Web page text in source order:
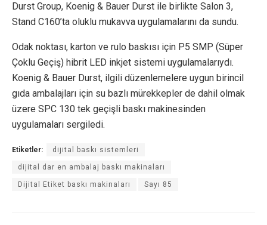
Durst Group, Koenig & Bauer Durst ile birlikte Salon 3,
Stand C160’ta oluklu mukavva uygulamalarını da sundu.
Odak noktası, karton ve rulo baskısı için P5 SMP (Süper
Çoklu Geçiş) hibrit LED inkjet sistemi uygulamalarıydı.
Koenig & Bauer Durst, ilgili düzenlemelere uygun birincil
gıda ambalajları için su bazlı mürekkepler de dahil olmak
üzere SPC 130 tek geçişli baskı makinesinden
uygulamaları sergiledi.
Etiketler: dijital baskı sistemleri
dijital dar en ambalaj baskı makinaları
Dijital Etiket baskı makinaları Sayı 85